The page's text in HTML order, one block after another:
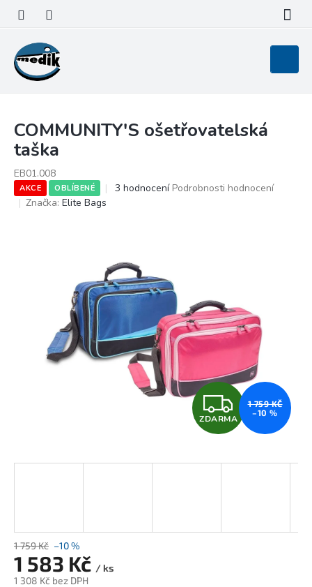
obsah
košík
COMMUNITY'S ošetřovatelská
taška
EB01.008
AKCE OBLÍBENÉ
Průměrné
5
hvězdiček.
3 hodnocení Podrobnosti hodnocení
Značka: Elite Bags
Z
D
A
ZDARMA
1 759 KČ
–10 %
1 759 Kč –10 %
1 583 Kč / ks
1 308 Kč bez DPH